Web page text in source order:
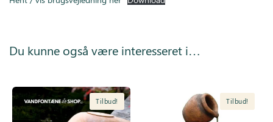
Du kunne også være interesseret i…
Tilbud! Tilbud!